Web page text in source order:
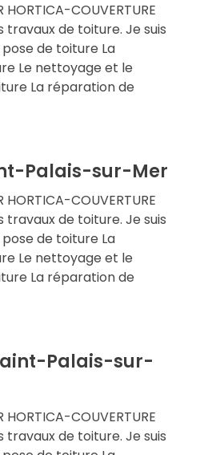
HORTICA-COUVERTURE
travaux de toiture. Je suis
pose de toiture La
Le nettoyage et le
La réparation de
Palais-sur-Mer
HORTICA-COUVERTURE
travaux de toiture. Je suis
pose de toiture La
Le nettoyage et le
La réparation de
Palais-sur-
HORTICA-COUVERTURE
travaux de toiture. Je suis